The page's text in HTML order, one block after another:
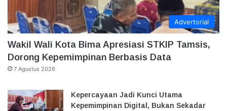
Advertorial
Wakil Wali Kota Bima Apresiasi STKIP Tamsis,
Dorong Kepemimpinan Berbasis Data
7 Agustus 2026
Kepercayaan Jadi Kunci Utama
Kepemimpinan Digital, Bukan Sekadar